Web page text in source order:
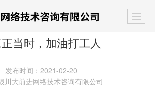
当时，加油打工人
发布时间：2021-02-20
川大前进网络技术咨询有限公司